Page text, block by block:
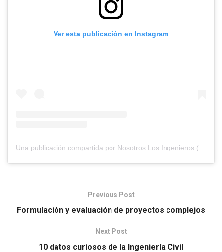
Ver esta publicación en Instagram
Previous Post
Formulación y evaluación de proyectos complejos
Next Post
10 datos curiosos de la Ingeniería Civil